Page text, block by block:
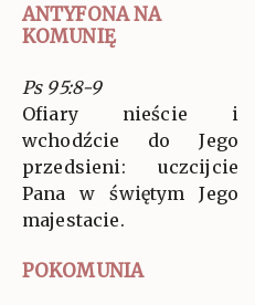
ANTYFONA NA
KOMUNIĘ
Ps 95:8-9
Ofiary nieście i
wchodźcie do Jego
przedsieni: uczcijcie
Pana w świętym Jego
majestacie.
POKOMUNIA